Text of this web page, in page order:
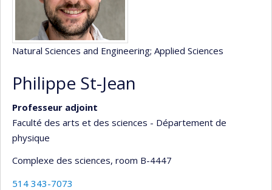
Natural Sciences and Engineering; Applied Sciences
Philippe St-Jean
Professeur adjoint
Faculté des arts et des sciences - Département de
physique
Complexe des sciences, room B-4447
514 343-7073